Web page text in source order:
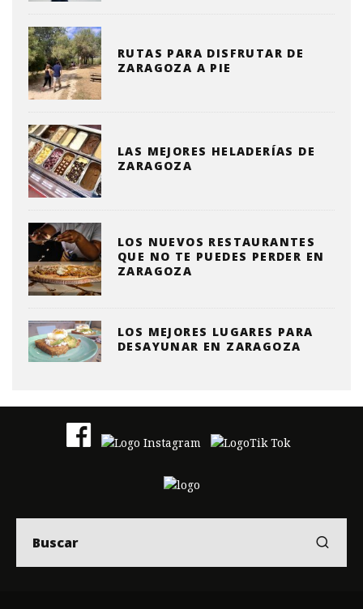
RUTAS PARA DISFRUTAR DE
ZARAGOZA A PIE
LAS MEJORES HELADERÍAS DE
ZARAGOZA
LOS NUEVOS RESTAURANTES
QUE NO TE PUEDES PERDER EN
ZARAGOZA
LOS MEJORES LUGARES PARA
DESAYUNAR EN ZARAGOZA